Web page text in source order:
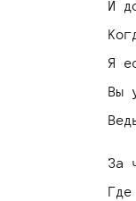
И
Я
Вы
За